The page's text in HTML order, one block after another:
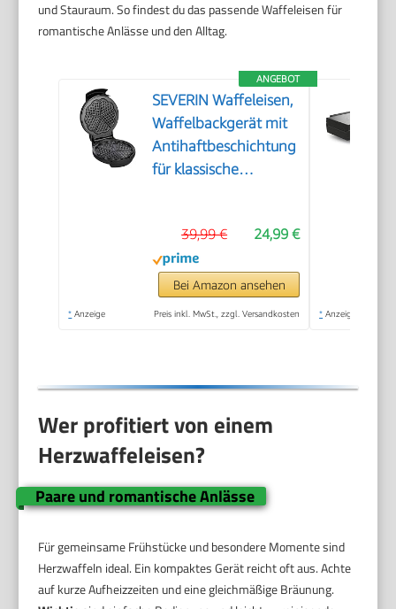
und Stauraum. So findest du das passende Waffeleisen für
romantische Anlässe und den Alltag.
ANGEBOT
SEVERIN Waffeleisen,
Waffelbackgerät mit
Antihaftbeschichtung
für klassische
praktisch, ca. 1.300 W
Leistung,
schwarz/Edelstal, WA
2103
24,99 €
39,99 €
Bei Amazon ansehen
* Anzeige Preis inkl. MwSt., zzgl. Versandkosten * Anzeige
Wer profitiert von einem
Herzwaffeleisen?
Paare und romantische Anlässe
Für gemeinsame Frühstücke und besondere Momente sind
Herzwaffeln ideal. Ein kompaktes Gerät reicht oft aus. Achte
auf kurze Aufheizzeiten und eine gleichmäßige Bräunung.